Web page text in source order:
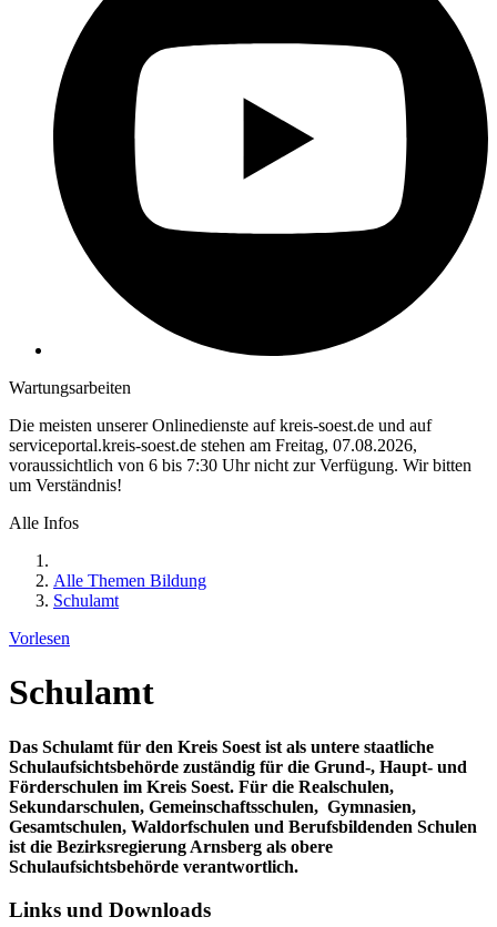
Wartungsarbeiten
Die meisten unserer Onlinedienste auf kreis-soest.de und auf
serviceportal.kreis-soest.de stehen am Freitag, 07.08.2026,
voraussichtlich von 6 bis 7:30 Uhr nicht zur Verfügung. Wir bitten
um Verständnis!
Alle Infos
Alle Themen Bildung
Schulamt
Vorlesen
Schulamt
Das Schulamt für den Kreis Soest ist als untere staatliche
Schulaufsichtsbehörde zuständig für die Grund-, Haupt- und
Förderschulen im Kreis Soest. Für die Realschulen,
Sekundarschulen, Gemeinschaftsschulen, Gymnasien,
Gesamtschulen, Waldorfschulen und Berufsbildenden Schulen
ist die Bezirksregierung Arnsberg als obere
Schulaufsichtsbehörde verantwortlich.
Links und Downloads